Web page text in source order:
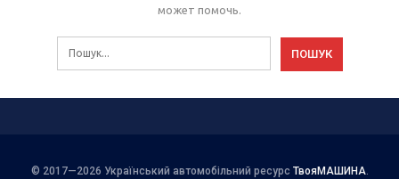
может помочь.
© 2017—2026 Український автомобільний ресурс ТвояМАШИНА.